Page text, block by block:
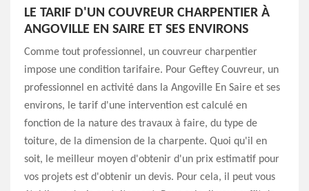
LE TARIF D'UN COUVREUR CHARPENTIER À
ANGOVILLE EN SAIRE ET SES ENVIRONS
Comme tout professionnel, un couvreur charpentier
impose une condition tarifaire. Pour Geftey Couvreur, un
professionnel en activité dans la Angoville En Saire et ses
environs, le tarif d'une intervention est calculé en
fonction de la nature des travaux à faire, du type de
toiture, de la dimension de la charpente. Quoi qu'il en
soit, le meilleur moyen d'obtenir d'un prix estimatif pour
vos projets est d'obtenir un devis. Pour cela, il peut vous